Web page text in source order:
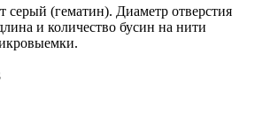
серый (гематин). Диаметр отверстия
и количество бусин на нити